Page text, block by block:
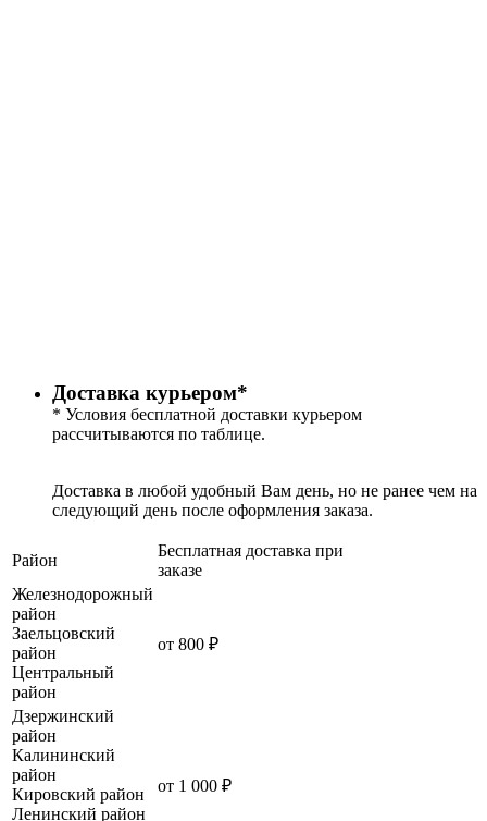
Доставка курьером*
* Условия бесплатной доставки курьером
рассчитываются по таблице.
Доставка в любой удобный Вам день, но не ранее чем на
следующий день после оформления заказа.
Район
Бесплатная доставка при
заказе
Железнодорожный
район
Заельцовский
район
Центральный
район
от 800 ₽
Дзержинский
район
Калининский
район
Кировский район
Ленинский район
от 1 000 ₽